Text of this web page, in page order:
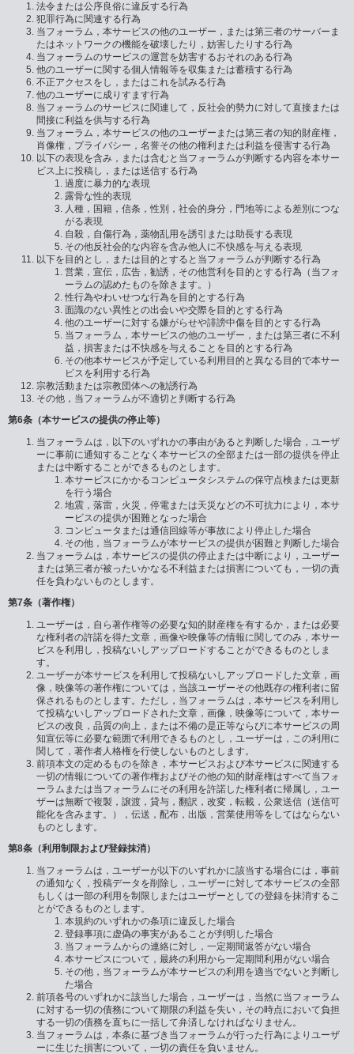
法令または公序良俗に違反する行為
犯罪行為に関連する行為
当フォーラム，本サービスの他のユーザー，または第三者のサーバーま
たはネットワークの機能を破壊したり，妨害したりする行為
当フォーラムのサービスの運営を妨害するおそれのある行為
他のユーザーに関する個人情報等を収集または蓄積する行為
不正アクセスをし，またはこれを試みる行為
他のユーザーに成りすます行為
当フォーラムのサービスに関連して，反社会的勢力に対して直接または
間接に利益を供与する行為
当フォーラム，本サービスの他のユーザーまたは第三者の知的財産権，
肖像権，プライバシー，名誉その他の権利または利益を侵害する行為
以下の表現を含み，または含むと当フォーラムが判断する内容を本サー
ビス上に投稿し，または送信する行為
過度に暴力的な表現
露骨な性的表現
人種，国籍，信条，性別，社会的身分，門地等による差別につな
がる表現
自殺，自傷行為，薬物乱用を誘引または助長する表現
その他反社会的な内容を含み他人に不快感を与える表現
以下を目的とし，または目的とすると当フォーラムが判断する行為
営業，宣伝，広告，勧誘，その他営利を目的とする行為（当フォ
ーラムの認めたものを除きます。）
性行為やわいせつな行為を目的とする行為
面識のない異性との出会いや交際を目的とする行為
他のユーザーに対する嫌がらせや誹謗中傷を目的とする行為
当フォーラム，本サービスの他のユーザー，または第三者に不利
益，損害または不快感を与えることを目的とする行為
その他本サービスが予定している利用目的と異なる目的で本サー
ビスを利用する行為
宗教活動または宗教団体への勧誘行為
その他，当フォーラムが不適切と判断する行為
第6条（本サービスの提供の停止等）
当フォーラムは，以下のいずれかの事由があると判断した場合，ユーザ
ーに事前に通知することなく本サービスの全部または一部の提供を停止
または中断することができるものとします。
本サービスにかかるコンピュータシステムの保守点検または更新
を行う場合
地震，落雷，火災，停電または天災などの不可抗力により，本サ
ービスの提供が困難となった場合
コンピュータまたは通信回線等が事故により停止した場合
その他，当フォーラムが本サービスの提供が困難と判断した場合
当フォーラムは，本サービスの提供の停止または中断により，ユーザー
または第三者が被ったいかなる不利益または損害についても，一切の責
任を負わないものとします。
第7条（著作権）
ユーザーは，自ら著作権等の必要な知的財産権を有するか，または必要
な権利者の許諾を得た文章，画像や映像等の情報に関してのみ，本サー
ビスを利用し，投稿ないしアップロードすることができるものとしま
す。
ユーザーが本サービスを利用して投稿ないしアップロードした文章，画
像，映像等の著作権については，当該ユーザーその他既存の権利者に留
保されるものとします。ただし，当フォーラムは，本サービスを利用し
て投稿ないしアップロードされた文章，画像，映像等について，本サー
ビスの改良，品質の向上，または不備の是正等ならびに本サービスの周
知宣伝等に必要な範囲で利用できるものとし，ユーザーは，この利用に
関して，著作者人格権を行使しないものとします。
前項本文の定めるものを除き，本サービスおよび本サービスに関連する
一切の情報についての著作権およびその他の知的財産権はすべて当フォ
ーラムまたは当フォーラムにその利用を許諾した権利者に帰属し，ユー
ザーは無断で複製，譲渡，貸与，翻訳，改変，転載，公衆送信（送信可
能化を含みます。），伝送，配布，出版，営業使用等をしてはならない
ものとします。
第8条（利用制限および登録抹消）
当フォーラムは，ユーザーが以下のいずれかに該当する場合には，事前
の通知なく，投稿データを削除し，ユーザーに対して本サービスの全部
もしくは一部の利用を制限しまたはユーザーとしての登録を抹消するこ
とができるものとします。
本規約のいずれかの条項に違反した場合
登録事項に虚偽の事実があることが判明した場合
当フォーラムからの連絡に対し，一定期間返答がない場合
本サービスについて，最終の利用から一定期間利用がない場合
その他，当フォーラムが本サービスの利用を適当でないと判断し
た場合
前項各号のいずれかに該当した場合，ユーザーは，当然に当フォーラム
に対する一切の債務について期限の利益を失い，その時点において負担
する一切の債務を直ちに一括して弁済しなければなりません。
当フォーラムは，本条に基づき当フォーラムが行った行為によりユーザ
ーに生じた損害について，一切の責任を負いません。